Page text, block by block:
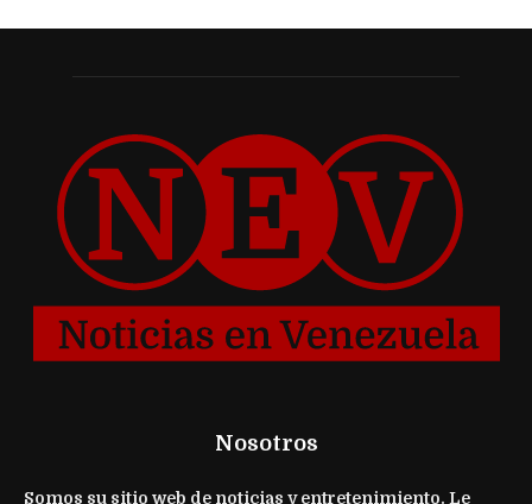
Nosotros
Somos su sitio web de noticias y entretenimiento. Le